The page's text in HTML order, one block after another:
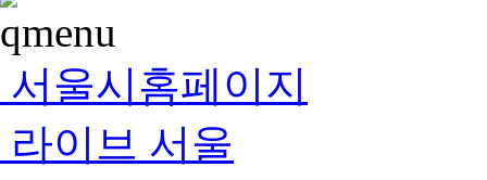
서울시홈페이지
라이브 서울